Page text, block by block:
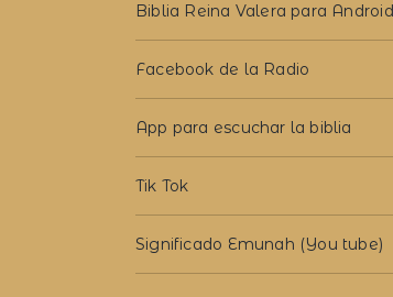
Biblia Reina Valera para Android
Facebook de la Radio
App para escuchar la biblia
Tik Tok
Significado Emunah (You tube)